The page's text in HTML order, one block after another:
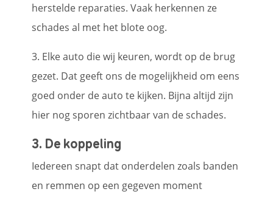
herstelde reparaties. Vaak herkennen ze
schades al met het blote oog.
3. Elke auto die wij keuren, wordt op de brug
gezet. Dat geeft ons de mogelijkheid om eens
goed onder de auto te kijken. Bijna altijd zijn
hier nog sporen zichtbaar van de schades.
3. De koppeling
Iedereen snapt dat onderdelen zoals banden
en remmen op een gegeven moment